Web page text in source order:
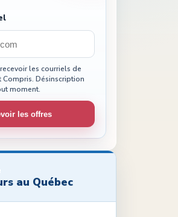
les courriels de
Compris. Désinscription
moment.
les offres
au Québec